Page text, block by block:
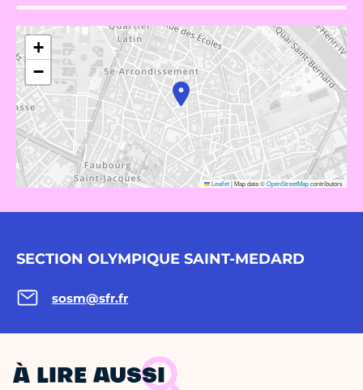
+
−
Leaflet|Map data ©OpenStreetMapcontributors
SECTION OLYMPIQUE SAINT-MEDARD
sosm@sfr.fr
À LIRE AUSSI